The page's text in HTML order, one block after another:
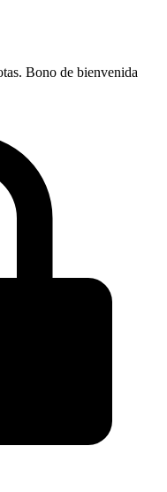
Bono de bienvenida